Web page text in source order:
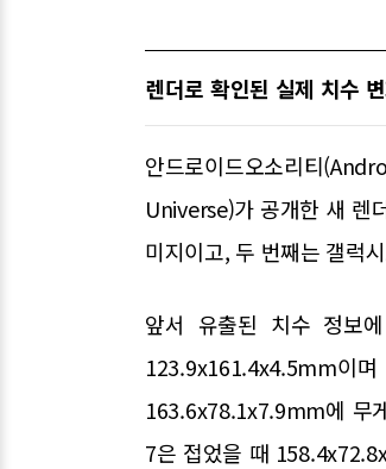
렌더로 확인된 실제 치수
안드로이드오소리티
Universe)가 공개한 새 렌
미지이고, 두 번째는 갤럭
앞서 유출된 치수 정보
123.9x161.4x4.5mm
163.6x78.1x7.9mm에 무
7은 접었을 때